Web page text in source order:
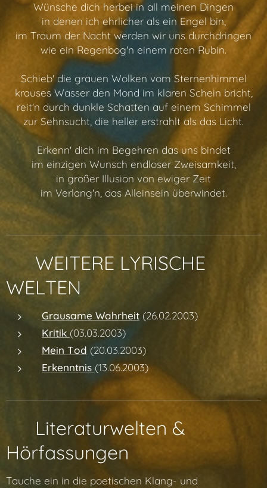
Wünsche dich herbei in all meinen Dingen
in denen ich ehrlicher als ein Engel bin,
im Traum der Nacht werden wir uns durchdringen
wie ein Regenbog'n einem roten Rubin.
Schieb' die grauen Wolken vom Sternenhimmel
krauses Wasser den Mond im klaren Schein bricht,
reit'n durch dunkle Schatten auf einem Schimmel
zur Sehnsucht, die heller erstrahlt als das Licht.
Erkenn' dich im Begehren das uns bindet
im einzigen Wunsch endloser Zweisamkeit,
in großer Illusion von ewiger Zeit
im Verlang'n, das Alleinsein überwindet.
✨ WEITERE LYRISCHE
WELTEN
Grausame Wahrheit (26.02.2003)
Kritik (03.03.2003)
Mein Tod (20.03.2003)
Erkenntnis (13.06.2003)
✨ Literaturwelten &
Hörfassungen
Tauche ein in die poetischen Klang- und